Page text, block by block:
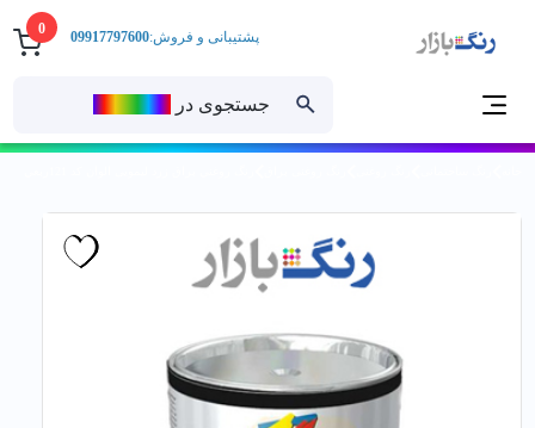
0
جستجوی در
پشتیبانی و فروش:09917797600